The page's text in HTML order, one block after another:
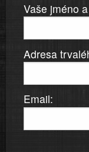
Vaše jméno
Adresa
Email: